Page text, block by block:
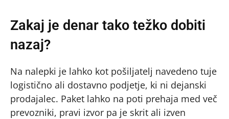
Zakaj je denar tako težko dobiti
nazaj?
Na nalepki je lahko kot pošiljatelj navedeno tuje
logistično ali dostavno podjetje, ki ni dejanski
prodajalec. Paket lahko na poti prehaja med več
prevozniki, pravi izvor pa je skrit ali izven